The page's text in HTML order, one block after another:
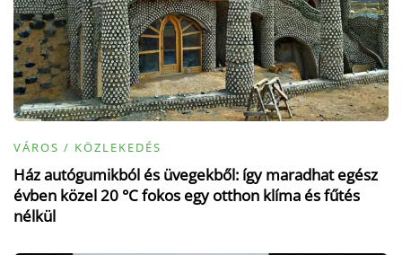
VÁROS / KÖZLEKEDÉS
Ház autógumikból és üvegekből: így maradhat egész
évben közel 20 °C fokos egy otthon klíma és fűtés
nélkül